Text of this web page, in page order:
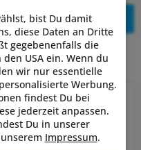
bist Du damit
diese Daten an Dritte
gegebenenfalls die
USA ein. Wenn du
wir nur essentielle
Werbung.
findest Du bei
jederzeit anpassen.
Du in unserer
Impressum.